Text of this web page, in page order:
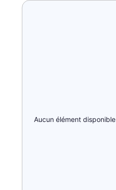
Aucun élément disponible